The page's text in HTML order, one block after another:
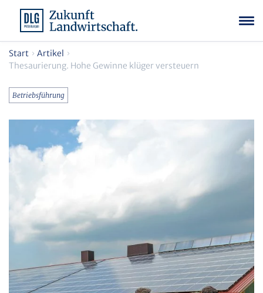
Start
Artikel
Thesaurierung. Hohe Gewinne klüger versteuern
Betriebsführung